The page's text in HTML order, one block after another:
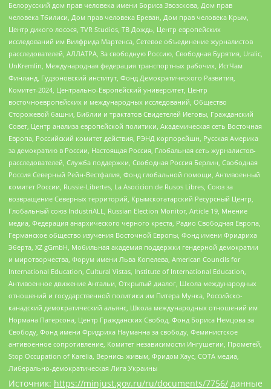
Белорусский дом прав человека имени Бориса Звозскова, Дом прав
человека Тбилиси, Дом прав человека Ереван, Дом прав человека Крым,
Центр дикого лосося, TVR Studios, ТВ Дождь, Центр европейских
исследований им Вилфрида Мартенса, Сетевое объединение журналистов
расследователей, АЛЛАТРА, За свободную Россию, Свободная Бурятия, Uralic,
UnKremlin, Международная федерация транспортных рабочих, ИстЧам
Финланд, Гудзоновский институт, Фонд Демократического Развития,
Комитет-2024, Центрально-Европейский университет, Центр
восточноевропейских и международных исследований, Общество
Сторожевой башни, Библии и трактатов Свидетелей Иеговы, Гражданский
Совет, Центр анализа европейской политики, Академическая сеть Восточная
Европа, Российский комитет действия, РЭНД корпорейшн, Русская Америка
за демократию в России, Настоящая Россия, Глобальная сеть журналистов-
расследователей, Служба поддержки, Свободная Россия Берлин, Свободная
Россия Северный Рейн-Вестфалия, Фонд глобальной помощи, Антивоенный
комитет России, Russie-Libertes, La Asocicion de Rusos Libres, Союз за
возвращение Северных территорий, Крымскотатарский Ресурсный Центр,
Глобальный союз IndustriALL, Russian Election Monitor, Article 19, Мнение
медиа, Федерация анархического черного креста, Радио Свободная Европа,
Германское общество изучения Восточной Европы, Фонд имени Фридриха
Эберта, XZ gGmbH, Мобильная академия поддержки гендерной демократии
и миротворчества, Форум имени Льва Копелева, American Councils for
International Education, Cultural Vistas, Institute of International Education,
Антивоенное движение Антальи, Открытый диалог, Школа международных
отношений и государственной политики им Питера Мунка, Российско-
канадский демократический альянс, Школа международных отношений им
Нормана Патерсона, Центр Гражданских Свобод, Фонд Бориса Немцова за
Свободу, Фонд имени Фридриха Науманна за свободу, Феминистское
антивоенное сопротивление, Комитет независимости Ингушетии, Прометей,
Stop Occupation of Karelia, Вернись живым, Фридом Хаус, СОТА медиа,
Либерально-демократическая Лига Украины
Источник: https://minjust.gov.ru/ru/documents/7756/ данные